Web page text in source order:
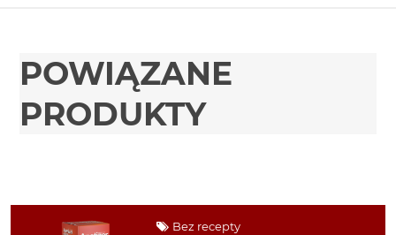
POWIĄZANE
PRODUKTY
Bez recepty